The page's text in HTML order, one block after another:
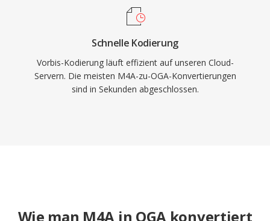
Schnelle Kodierung
Vorbis-Kodierung läuft effizient auf unseren Cloud-
Servern. Die meisten M4A-zu-OGA-Konvertierungen
sind in Sekunden abgeschlossen.
Wie man M4A in OGA konvertiert